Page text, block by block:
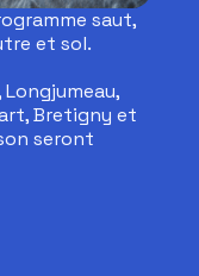
saut,
et sol.
Bretigny et
seront